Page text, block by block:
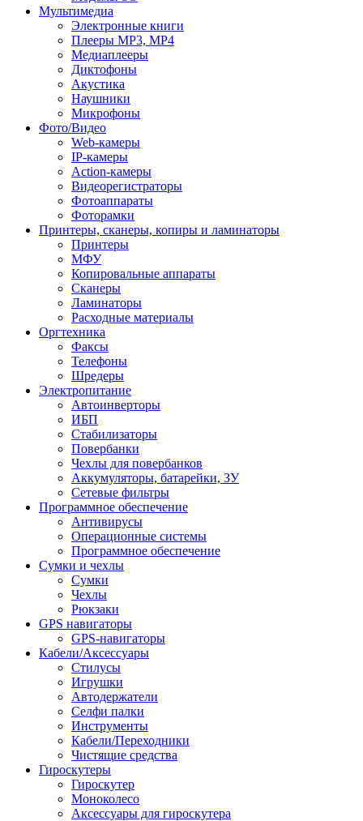
Мультимедиа
Электронные книги
Плееры MP3, MP4
Медиаплееры
Диктофоны
Акустика
Наушники
Микрофоны
Фото/Видео
Web-камеры
IP-камеры
Action-камеры
Видеорегистраторы
Фотоаппараты
Фоторамки
Принтеры, сканеры, копиры и ламинаторы
Принтеры
МФУ
Копировальные аппараты
Сканеры
Ламинаторы
Расходные материалы
Оргтехника
Факсы
Телефоны
Шредеры
Электропитание
Автоинверторы
ИБП
Стабилизаторы
Повербанки
Чехлы для повербанков
Аккумуляторы, батарейки, ЗУ
Сетевые фильтры
Программное обеспечение
Антивирусы
Операционные системы
Программное обеспечение
Сумки и чехлы
Сумки
Чехлы
Рюкзаки
GPS навигаторы
GPS-навигаторы
Кабели/Аксессуары
Стилусы
Игрушки
Автодержатели
Селфи палки
Инструменты
Кабели/Переходники
Чистящие средства
Гироскутеры
Гироскутер
Моноколесо
Аксессуары для гироскутера